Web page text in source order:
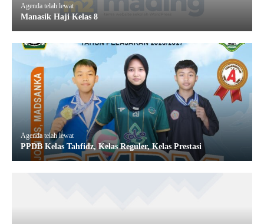
Agenda telah lewat
Manasik Haji Kelas 8
Agenda telah lewat
PPDB Kelas Tahfidz, Kelas Reguler, Kelas Prestasi